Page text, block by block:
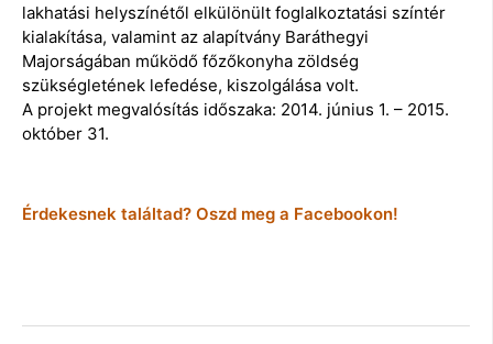
lakhatási helyszínétől elkülönült foglalkoztatási színtér
kialakítása, valamint az alapítvány Baráthegyi
Majorságában működő főzőkonyha zöldség
szükségletének lefedése, kiszolgálása volt.
A projekt megvalósítás időszaka: 2014. június 1. – 2015.
október 31.
Érdekesnek találtad? Oszd meg a Facebookon!